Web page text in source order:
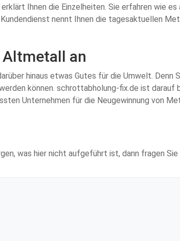
Ihnen die Einzelheiten. Sie erfahren wie es
nennt Ihnen die tagesaktuellen
an
hinaus etwas Gutes für die Umwelt. Denn
können. schrottabholung-fix.de ist darauf
Unternehmen für die Neugewinnung von
was hier nicht aufgeführt ist, dann fragen Sie